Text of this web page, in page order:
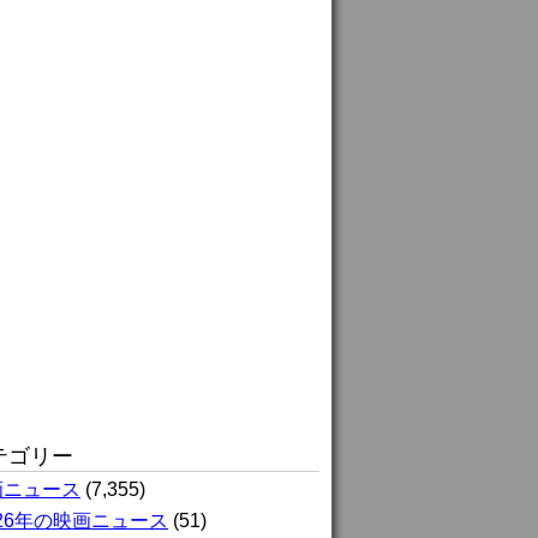
ゴリー
ュース (7,355)
年の映画ニュース (51)